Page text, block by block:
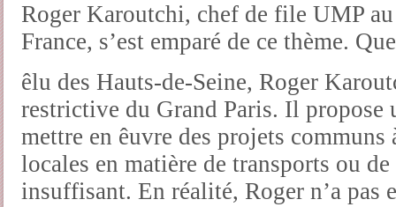
Roger Karoutchi, chef de file UMP
France, s’est emparé de ce thème.
êlu des Hauts-de-Seine, Roger
restrictive du Grand Paris. Il
mettre en êuvre des projets
locales en matière de transports ou
insuffisant. En réalité, Roger n’a pas